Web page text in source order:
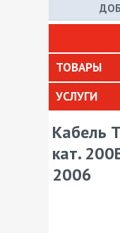
ТОВАРЫ
УСЛУГИ
Кабель
кат.
2006